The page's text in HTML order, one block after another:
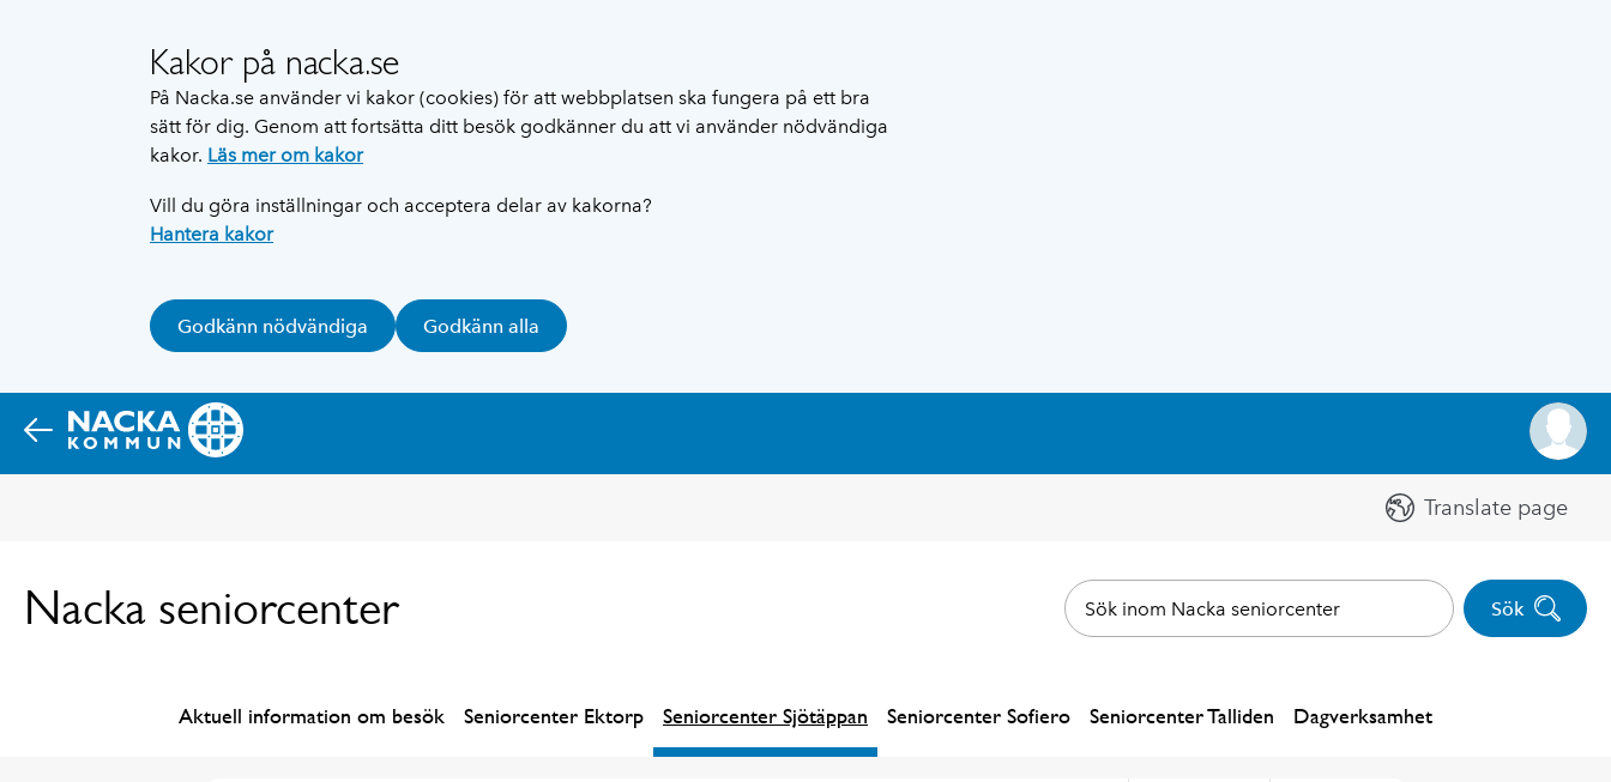
Kakor på nacka.se
På Nacka.se använder vi kakor (cookies) för att webbplatsen ska fungera på ett bra
sätt för dig. Genom att fortsätta ditt besök godkänner du att vi använder nödvändiga
kakor. Läs mer om kakor
Vill du göra inställningar och acceptera delar av kakorna?
Hantera kakor
Godkänn nödvändiga Godkänn alla
Translate page
Nacka seniorcenter Sök
Aktuell information om besök Seniorcenter Ektorp Seniorcenter Sjötäppan Seniorcenter Sofiero Seniorcenter Talliden Dagverksamhet